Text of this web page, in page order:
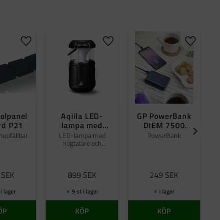
P21
SEK
Lägg till i favoriter
lager
Aqiila LED-
lampa med
högtalare B10
LED-lampa med
högtalare och
powerbank.
899 SEK
Lägg till i favoriter
9 st i lager
KÖP
GP PowerBank
DIEM 7500
mAh, B07A,
PowerBank
249 SEK
Lägg till
I lager
KÖP